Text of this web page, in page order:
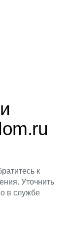
к
Уточнить
в службе